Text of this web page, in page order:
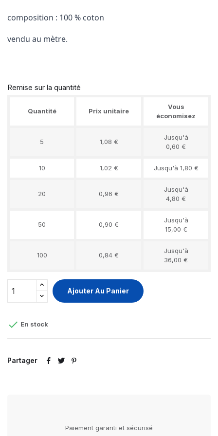
composition : 100 % coton
vendu au mètre.
Remise sur la quantité
Quantité Prix unitaire
Vous
économisez
5 1,08 €
Jusqu'à
0,60 €
10 1,02 € Jusqu'à 1,80 €
20 0,96 €
Jusqu'à
4,80 €
50 0,90 €
Jusqu'à
15,00 €
100 0,84 €
Jusqu'à
36,00 €
Ajouter Au Panier
 En stock
Partager
Paiement garanti et sécurisé